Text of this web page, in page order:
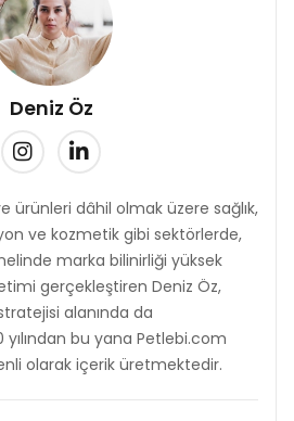
Deniz Öz
ürünleri dâhil olmak üzere sağlık,
ve kozmetik gibi sektörlerde,
marka bilinirliği yüksek
gerçekleştiren Deniz Öz,
alanında da
yılından bu yana Petlebi.com
olarak içerik üretmektedir.